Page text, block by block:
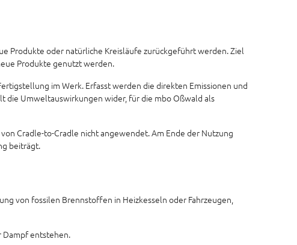
Produkte oder natürliche Kreisläufe zurückgeführt werden. Ziel
Produkte genutzt werden.
im Werk. Erfasst werden die direkten Emissionen und
die Umweltauswirkungen wider, für die mbo Oßwald als
Cradle-to-Cradle nicht angewendet. Am Ende der Nutzung
beiträgt.
von fossilen Brennstoffen in Heizkesseln oder Fahrzeugen,
Dampf entstehen.